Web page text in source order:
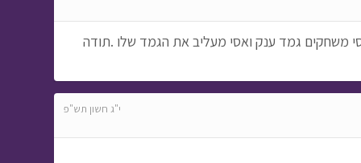
מסע כומתה - סרטבה
משחקים גמד ענק ואסי מעליב את הגמד שלו .תודה
י"ג חשון תש"פ